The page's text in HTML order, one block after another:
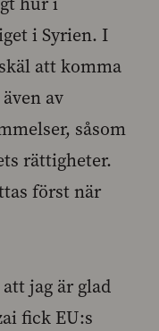
i Syrien. I
att komma
av
såsom
rättigheter.
först när
jag är glad
fick EU:s